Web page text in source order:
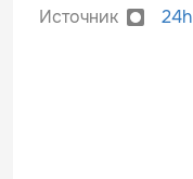
Источник 24h